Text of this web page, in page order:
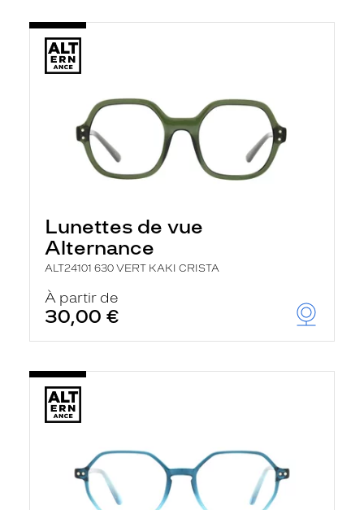
Lunettes de vue
Alternance
ALT24101 630 VERT KAKI CRISTA
À partir de
30,00 €